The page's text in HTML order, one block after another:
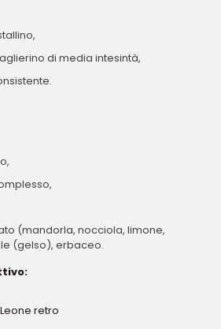
di media intesintà,
(mandorla, nocciola, limone,
(gelso), erbaceo.